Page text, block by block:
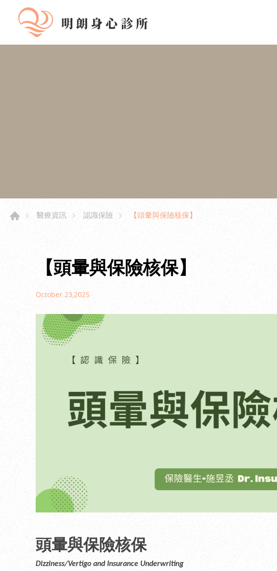
醫療資訊 認識保險 【頭暈與保險核保】
【頭暈與保險核保】
October 23,2025
頭暈與保險核保
Dizziness/Vertigo and Insurance Underwriting